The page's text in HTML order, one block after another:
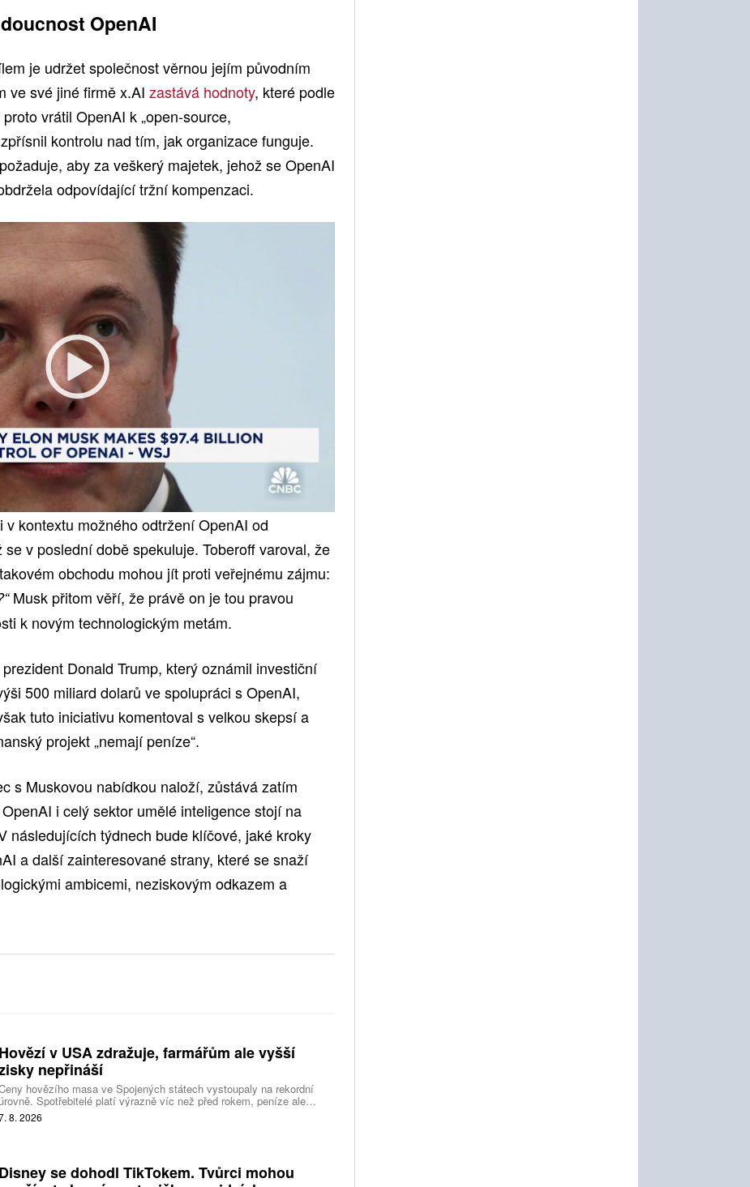
OpenAI
je udržet společnost věrnou jejím původním
ve své jiné firmě x.AI zastává hodnoty, které podle
vrátil OpenAI k „open-source,
kontrolu nad tím, jak organizace funguje.
aby za veškerý majetek, jehož se OpenAI
odpovídající tržní kompenzaci.
kontextu možného odtržení OpenAI od
v poslední době spekuluje. Toberoff varoval, že
obchodu mohou jít proti veřejnému zájmu:
Musk přitom věří, že právě on je tou pravou
k novým technologickým metám.
Donald Trump, který oznámil investiční
500 miliard dolarů ve spolupráci s OpenAI,
tuto iniciativu komentoval s velkou skepsí a
projekt „nemají peníze“.
s Muskovou nabídkou naloží, zůstává zatím
i celý sektor umělé inteligence stojí na
následujících týdnech bude klíčové, jaké kroky
a další zainteresované strany, které se snaží
ambicemi, neziskovým odkazem a
Hovězí v USA zdražuje, farmářům ale vyšší
nepřináší
hovězího masa ve Spojených státech vystoupaly na rekordní
úrovně. Spotřebitelé platí výrazně víc než před rokem, peníze ale
farmářům, zpracovatelům ani restauracím. Celý řetězec
svírají nedostatek dobytka a prudce rostoucí náklady.
8. 2026
Disney se dohodl TikTokem. Tvůrci mohou